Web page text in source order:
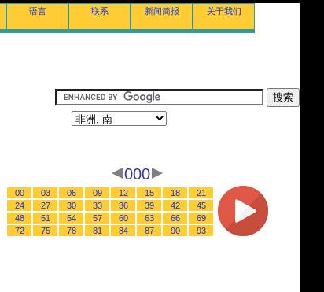
语言 联系 新闻简报 关于我们
000
00 03 06 09 12 15 18
21
24
27 30 33 36 39 42
45
48
51 54 57 60 63 66
69
72
75 78 81 84 87 90 93